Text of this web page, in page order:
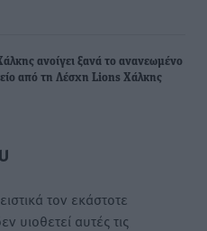
ανοίγει ξανά το ανανεωμένο
από τη Λέσχη Lions Χάλκης
τον εκάστοτε
υιοθετεί αυτές τις